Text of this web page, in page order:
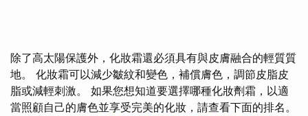
除了高太陽保護外，化妝霜還必須具有與皮膚融合的輕質質
地。 化妝霜可以減少皺紋和變色，補償膚色，調節皮脂皮
脂或減輕刺激。 如果您想知道要選擇哪種化妝劑霜，以適
當照顧自己的膚色並享受完美的化妝，請查看下面的排名。